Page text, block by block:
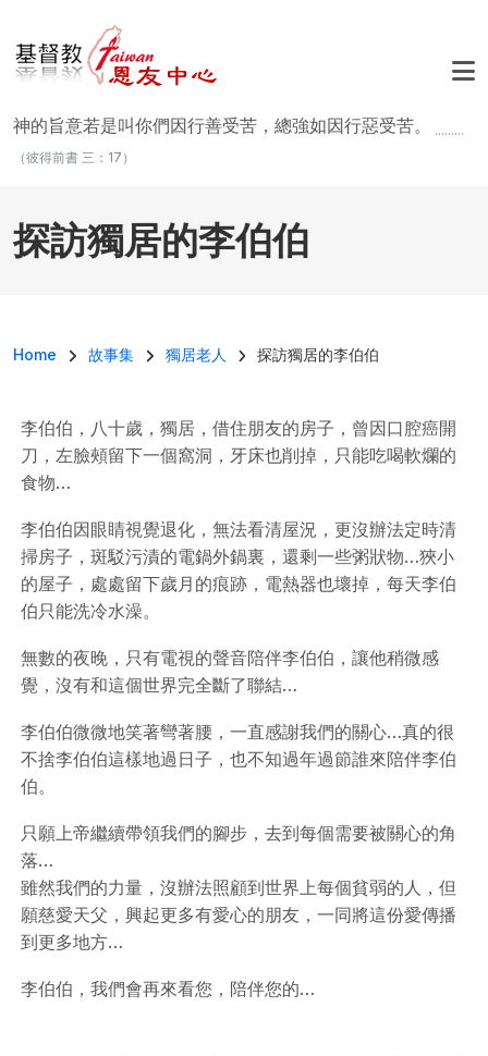
神的旨意若是叫你們因行善受苦，總強如因行惡受苦。
.........
（彼得前書 三：17）
探訪獨居的李伯伯
導航連結
Home 故事集 獨居老人 探訪獨居的李伯伯
李伯伯，八十歲，獨居，借住朋友的房子，曾因口腔癌開
刀，左臉頰留下一個窩洞，牙床也削掉，只能吃喝軟爛的
食物…
李伯伯因眼睛視覺退化，無法看清屋況，更沒辦法定時清
掃房子，斑駁污漬的電鍋外鍋裏，還剩一些粥狀物…狹小
的屋子，處處留下歲月的痕跡，電熱器也壞掉，每天李伯
伯只能洗冷水澡。
無數的夜晚，只有電視的聲音陪伴李伯伯，讓他稍微感
覺，沒有和這個世界完全斷了聯結…
李伯伯微微地笑著彎著腰，一直感謝我們的關心…真的很
不捨李伯伯這樣地過日子，也不知過年過節誰來陪伴李伯
伯。
只願上帝繼續帶領我們的腳步，去到每個需要被關心的角
落…
雖然我們的力量，沒辦法照顧到世界上每個貧弱的人，但
願慈愛天父，興起更多有愛心的朋友，一同將這份愛傳播
到更多地方…
李伯伯，我們會再來看您，陪伴您的…